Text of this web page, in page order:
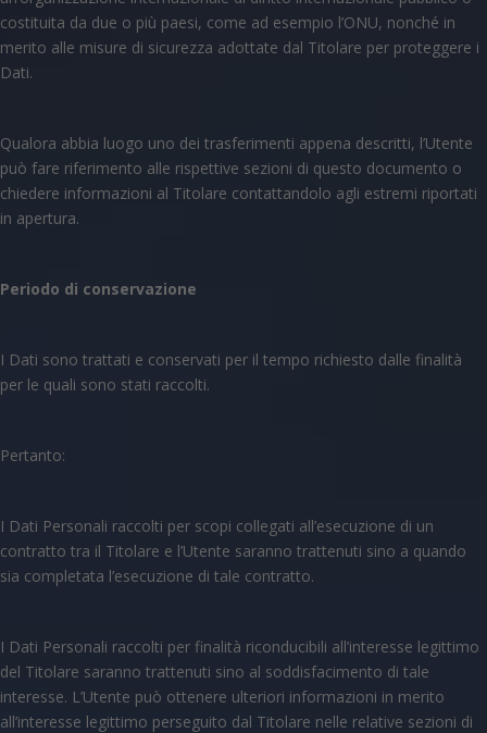
costituita da due o più paesi, come ad esempio l’ONU, nonché in
merito alle misure di sicurezza adottate dal Titolare per proteggere i
Dati.
Qualora abbia luogo uno dei trasferimenti appena descritti, l’Utente
può fare riferimento alle rispettive sezioni di questo documento o
chiedere informazioni al Titolare contattandolo agli estremi riportati
in apertura.
Periodo di conservazione
I Dati sono trattati e conservati per il tempo richiesto dalle finalità
per le quali sono stati raccolti.
Pertanto:
I Dati Personali raccolti per scopi collegati all’esecuzione di un
contratto tra il Titolare e l’Utente saranno trattenuti sino a quando
sia completata l’esecuzione di tale contratto.
I Dati Personali raccolti per finalità riconducibili all’interesse legittimo
del Titolare saranno trattenuti sino al soddisfacimento di tale
interesse. L’Utente può ottenere ulteriori informazioni in merito
all’interesse legittimo perseguito dal Titolare nelle relative sezioni di